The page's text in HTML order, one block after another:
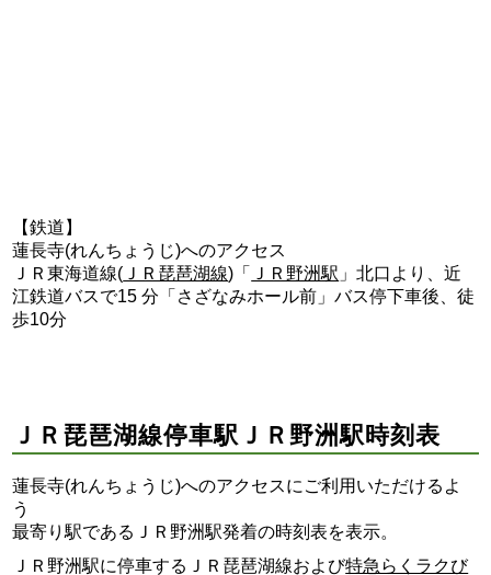
【鉄道】
蓮長寺(れんちょうじ)へのアクセス
ＪＲ東海道線( ＪＲ琵琶湖線)「 ＪＲ野洲駅 」北口より、近
江鉄道バスで15 分「さざなみホール前」バス停下車後、徒
歩10分
ＪＲ琵琶湖線停車駅ＪＲ野洲駅時刻表
蓮長寺(れんちょうじ)へのアクセスにご利用いただけるよ
う
最寄り駅であるＪＲ野洲駅発着の時刻表を表示。
ＪＲ野洲駅に停車するＪＲ琵琶湖線および特急らくラクび